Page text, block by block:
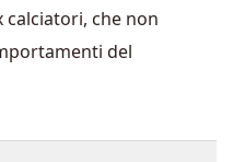
calciatori, che non
del